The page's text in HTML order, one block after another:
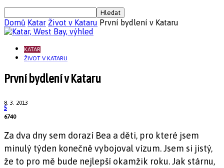
Domů Katar Život v Kataru První bydlení v Kataru
KATAR
ŽIVOT V KATARU
První bydlení v Kataru
8. 3. 2013
5
6740
Za dva dny sem dorazí Bea a děti, pro které jsem
minulý týden konečně vybojoval vízum. Jsem si jistý,
že to pro mě bude nejlepší okamžik roku. Jak stárnu,